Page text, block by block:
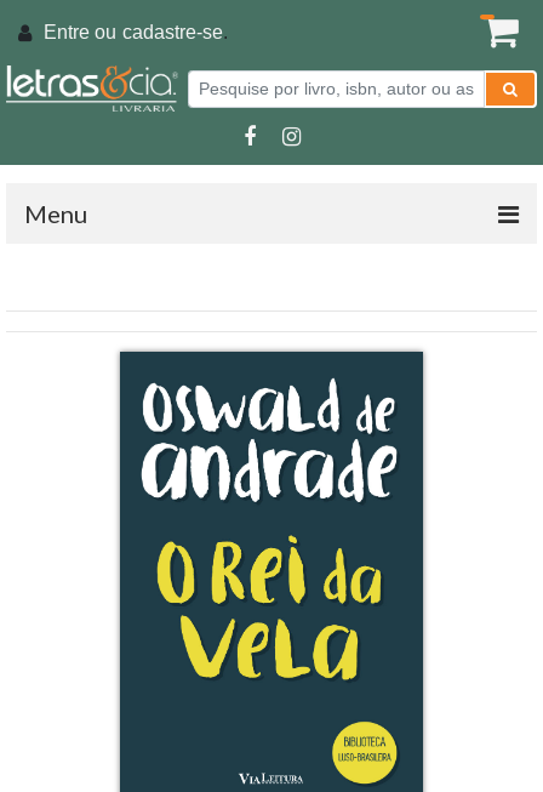
Entre ou cadastre-se.
Menu